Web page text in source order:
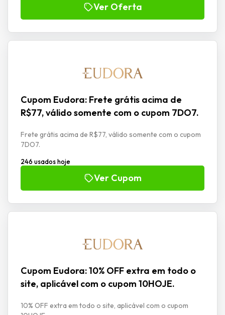
Ver Oferta
Cupom Eudora: Frete grátis acima de
R$77, válido somente com o cupom 7DO7.
Frete grátis acima de R$77, válido somente com o cupom
7DO7.
246 usados hoje
Ver Cupom
Cupom Eudora: 10% OFF extra em todo o
site, aplicável com o cupom 10HOJE.
10% OFF extra em todo o site, aplicável com o cupom